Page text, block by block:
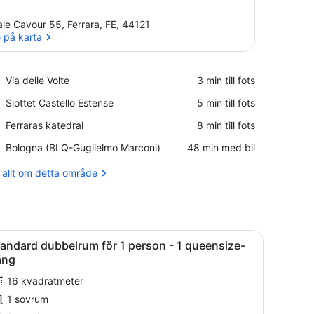
Cavour 55, Ferrara, FE, 44121
på karta
Via delle Volte
Place,
delle
‪3 min till fots‬
Slottet Castello Estense
Place,
Castello
‪5 min till fots‬
Ferraras katedral
Place,
katedral
‪8 min till fots‬
Bologna (BLQ-Guglielmo Marconi)
Airport,
(BLQ-
‪48 min med bil‬
allt om detta område
sängbord och ett fönster med gardiner.Ett hotellrum med dusch, toalett, säng,
4
dubbelrum för 1 person - 1 queensize-
16 kvadratmeter
1 sovrum